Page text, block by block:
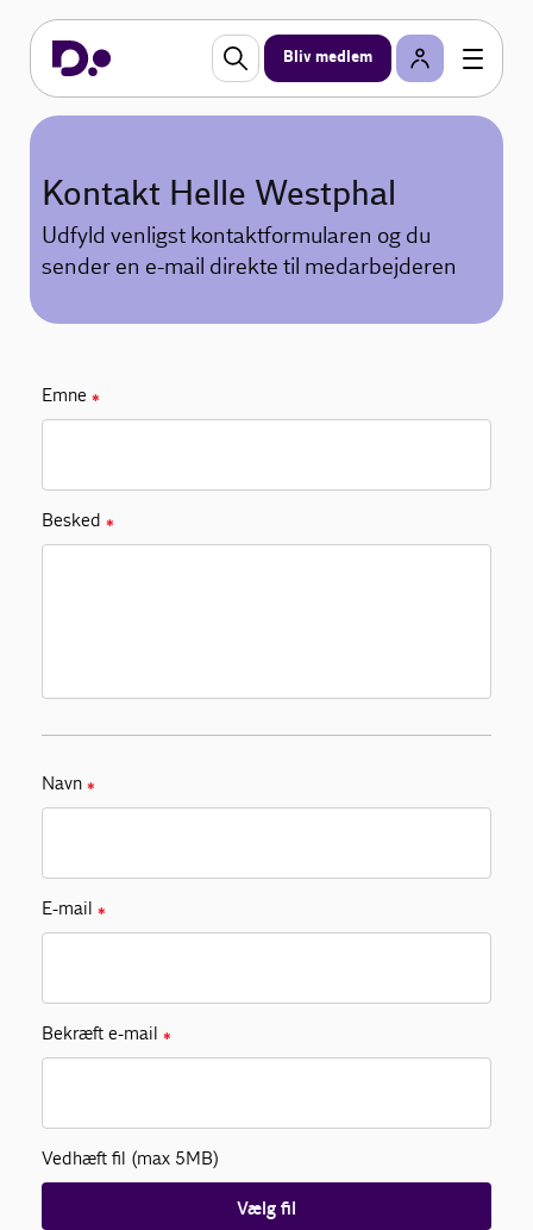
Bliv medlem
Kontakt Helle Westphal
Udfyld venligst kontaktformularen og du
sender en e-mail direkte til medarbejderen
Emne ✱
Besked ✱
Navn ✱
E-mail ✱
Bekræft e-mail ✱
Vedhæft fil (max 5MB)
Vælg fil